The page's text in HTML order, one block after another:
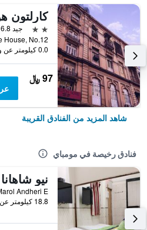
كارلتون
2 نجمتين
جيد 6.8
0.0 كيلومتر عن وسط المدينة
97 ﷼
شاهد المزيد من الفنادق القريبة
فنادق رخيصة في مومباي
18.8 كيلومتر عن وسط المدينة